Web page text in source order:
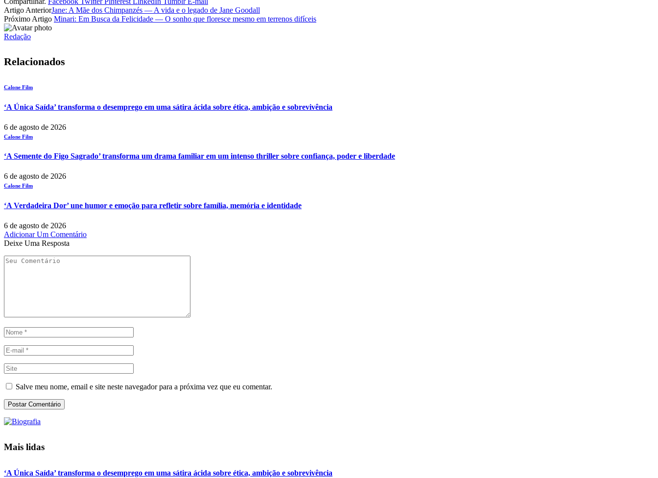
Artigo AnteriorJane: A Mãe dos Chimpanzés — A vida e o legado de Jane Goodall
Próximo Artigo Minari: Em Busca da Felicidade — O sonho que floresce mesmo em terrenos difíceis
Redação
Relacionados
Calone Film
‘A Única Saída’ transforma o desemprego em uma sátira ácida sobre ética, ambição e sobrevivência
6 de agosto de 2026
Calone Film
‘A Semente do Figo Sagrado’ transforma um drama familiar em um intenso thriller sobre confiança, poder e liberdade
6 de agosto de 2026
Calone Film
‘A Verdadeira Dor’ une humor e emoção para refletir sobre família, memória e identidade
6 de agosto de 2026
Adicionar Um Comentário
Deixe Uma Resposta
Salve meu nome, email e site neste navegador para a próxima vez que eu comentar.
Mais lidas
‘A Única Saída’ transforma o desemprego em uma sátira ácida sobre ética, ambição e sobrevivência